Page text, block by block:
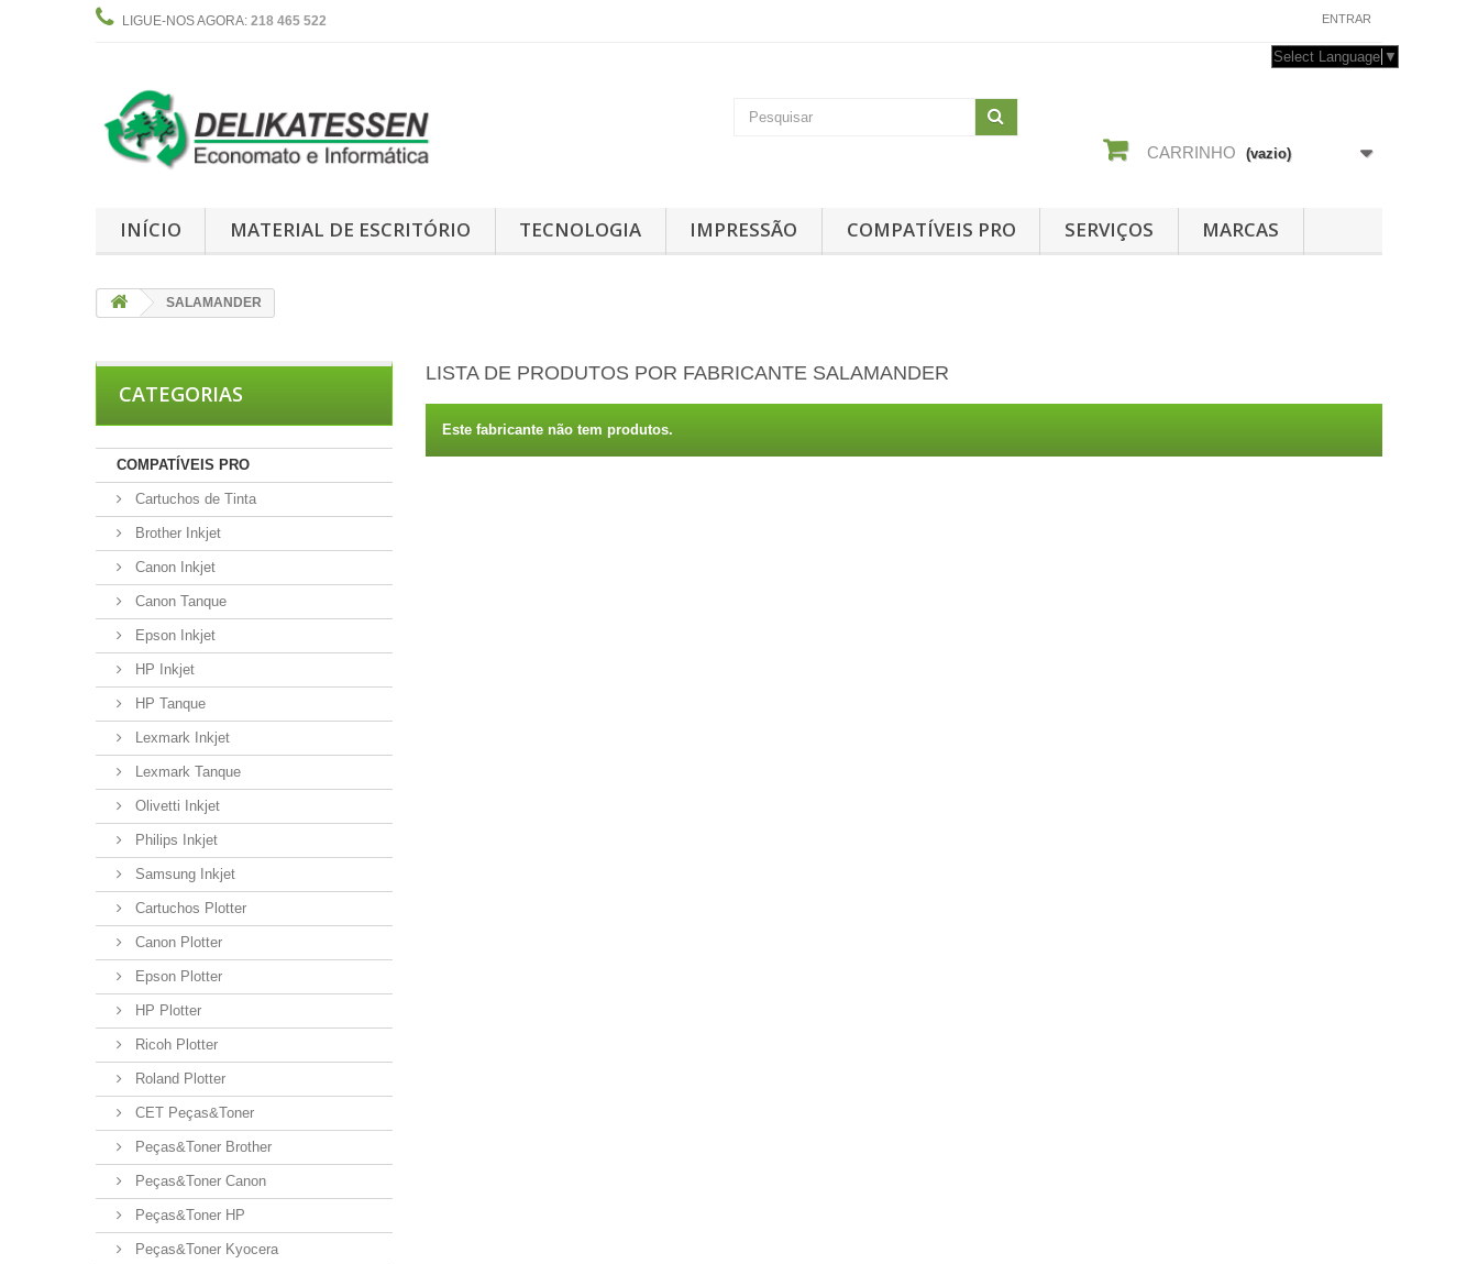
ENTRAR
LIGUE-NOS AGORA: 218 465 522
Select Language ▼
CARRINHO (vazio)
INÍCIO MATERIAL DE ESCRITÓRIO TECNOLOGIA IMPRESSÃO COMPATÍVEIS PRO SERVIÇOS MARCAS
SALAMANDER
CATEGORIAS
COMPATÍVEIS PRO
Cartuchos de Tinta
Brother Inkjet
Canon Inkjet
Canon Tanque
Epson Inkjet
HP Inkjet
HP Tanque
Lexmark Inkjet
Lexmark Tanque
Olivetti Inkjet
Philips Inkjet
Samsung Inkjet
Cartuchos Plotter
Canon Plotter
Epson Plotter
HP Plotter
Ricoh Plotter
Roland Plotter
CET Peças&Toner
Peças&Toner Brother
Peças&Toner Canon
Peças&Toner HP
Peças&Toner Kyocera
LISTA DE PRODUTOS POR FABRICANTE SALAMANDER
Este fabricante não tem produtos.